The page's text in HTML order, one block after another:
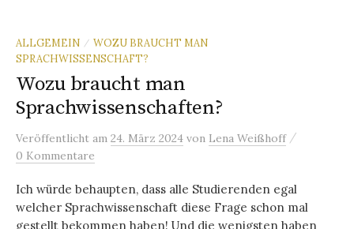
ALLGEMEIN / WOZU BRAUCHT MAN
SPRACHWISSENSCHAFT?
Wozu braucht man
Sprachwissenschaften?
Veröffentlicht am 24. März 2024 von Lena Weißhoff /
0 Kommentare
Ich würde behaupten, dass alle Studierenden egal
welcher Sprachwissenschaft diese Frage schon mal
gestellt bekommen haben! Und die wenigsten haben